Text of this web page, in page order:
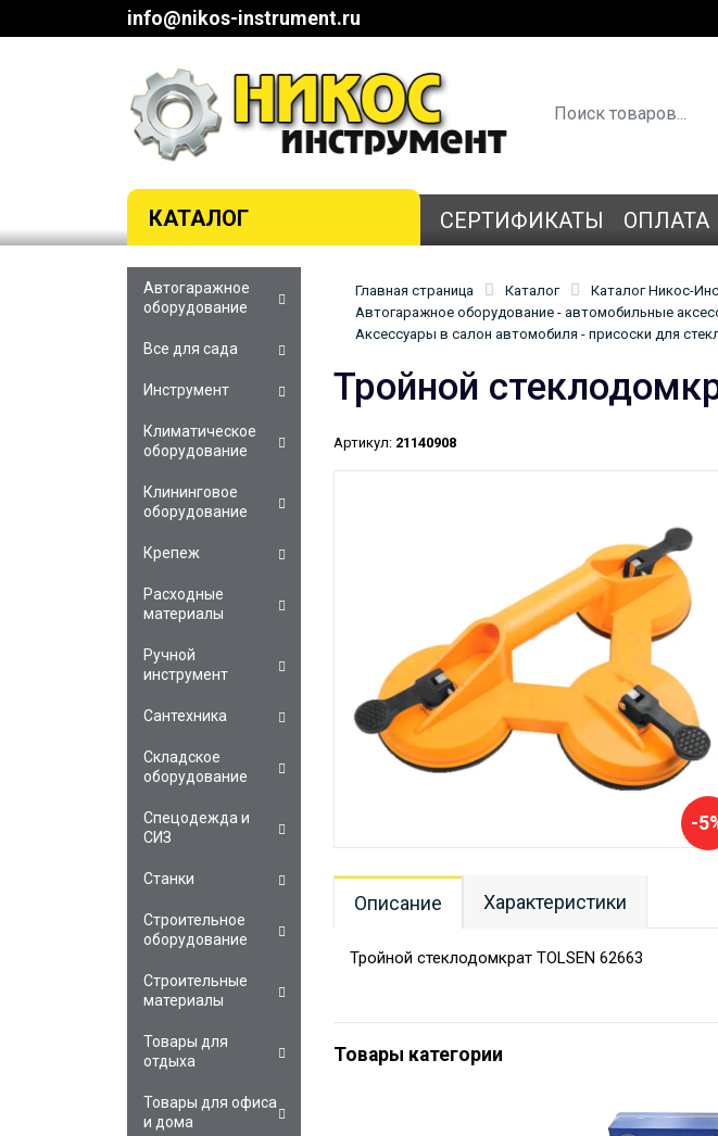
info@nikos-instrument.ru
КАТАЛОГ СЕРТИФИКАТЫ ОПЛАТА
Главная страница Каталог
Каталог Никос-
Автогаражное оборудование - автомобильные
Аксессуары в салон автомобиля - присоски для
Тройной
Артикул: 21140908
-
Описание Характеристики
Тройной стеклодомкрат TOLSEN 62663
Товары категории
Автогаражное
оборудование
Все для сада
Инструмент
Климатическое
оборудование
Клининговое
оборудование
Крепеж
Расходные
материалы
Ручной
инструмент
Сантехника
Складское
оборудование
Спецодежда и
СИЗ
Станки
Строительное
оборудование
Строительные
материалы
Товары для
отдыха
Товары для офиса
и дома